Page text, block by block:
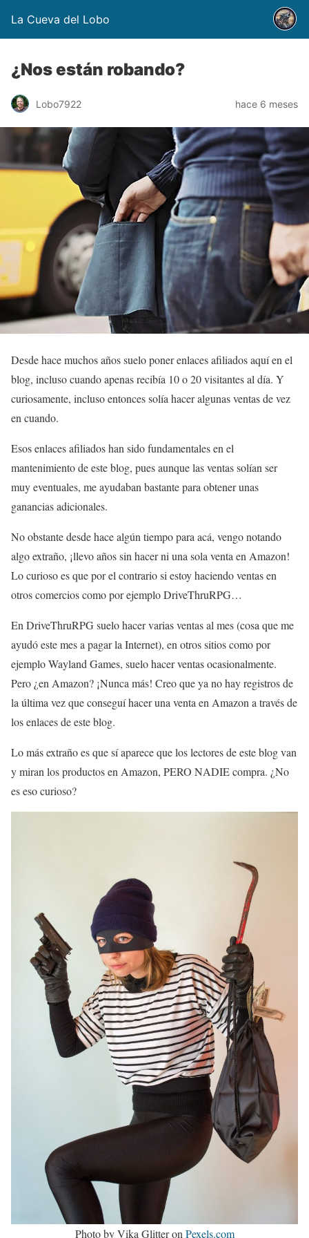
La Cueva del Lobo
¿Nos están robando?
Lobo7922 hace 6 meses
Desde hace muchos años suelo poner enlaces afiliados aquí en el
blog, incluso cuando apenas recibía 10 o 20 visitantes al día. Y
curiosamente, incluso entonces solía hacer algunas ventas de vez
en cuando.
Esos enlaces afiliados han sido fundamentales en el
mantenimiento de este blog, pues aunque las ventas solían ser
muy eventuales, me ayudaban bastante para obtener unas
ganancias adicionales.
No obstante desde hace algún tiempo para acá, vengo notando
algo extraño, ¡llevo años sin hacer ni una sola venta en Amazon!
Lo curioso es que por el contrario si estoy haciendo ventas en
otros comercios como por ejemplo DriveThruRPG…
En DriveThruRPG suelo hacer varias ventas al mes (cosa que me
ayudó este mes a pagar la Internet), en otros sitios como por
ejemplo Wayland Games, suelo hacer ventas ocasionalmente.
Pero ¿en Amazon? ¡Nunca más! Creo que ya no hay registros de
la última vez que conseguí hacer una venta en Amazon a través de
los enlaces de este blog.
Lo más extraño es que sí aparece que los lectores de este blog van
y miran los productos en Amazon, PERO NADIE compra. ¿No
es eso curioso?
Photo by Vika Glitter on Pexels.com